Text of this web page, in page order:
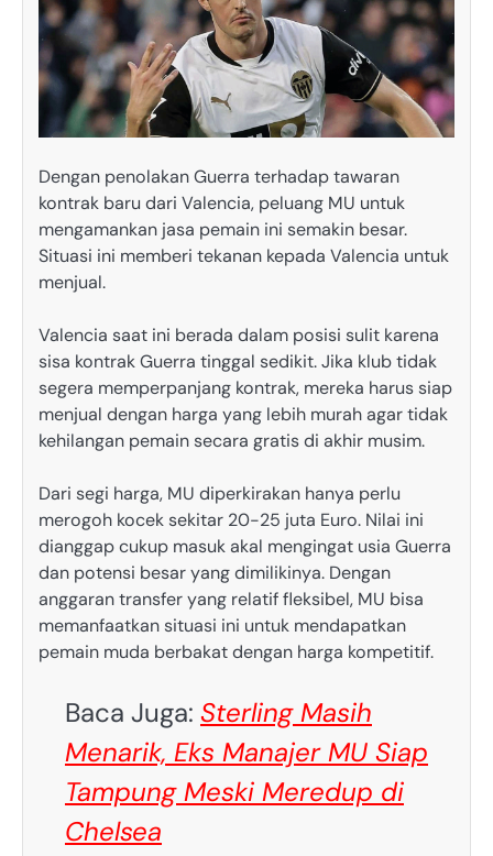
Dengan penolakan Guerra terhadap tawaran
kontrak baru dari Valencia, peluang MU untuk
mengamankan jasa pemain ini semakin besar.
Situasi ini memberi tekanan kepada Valencia untuk
menjual.
Valencia saat ini berada dalam posisi sulit karena
sisa kontrak Guerra tinggal sedikit. Jika klub tidak
segera memperpanjang kontrak, mereka harus siap
menjual dengan harga yang lebih murah agar tidak
kehilangan pemain secara gratis di akhir musim.
Dari segi harga, MU diperkirakan hanya perlu
merogoh kocek sekitar 20-25 juta Euro. Nilai ini
dianggap cukup masuk akal mengingat usia Guerra
dan potensi besar yang dimilikinya. Dengan
anggaran transfer yang relatif fleksibel, MU bisa
memanfaatkan situasi ini untuk mendapatkan
pemain muda berbakat dengan harga kompetitif.
Baca Juga: Sterling Masih
Menarik, Eks Manajer MU Siap
Tampung Meski Meredup di
Chelsea